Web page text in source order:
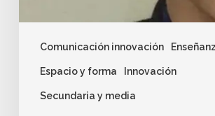
Comunicación innovación
Espacio y forma Innovación
Secundaria y media